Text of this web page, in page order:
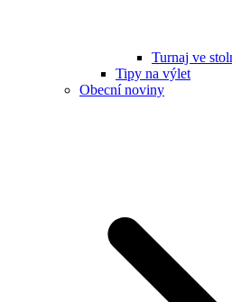
Turnaj ve
Tipy na výlet
Obecní noviny